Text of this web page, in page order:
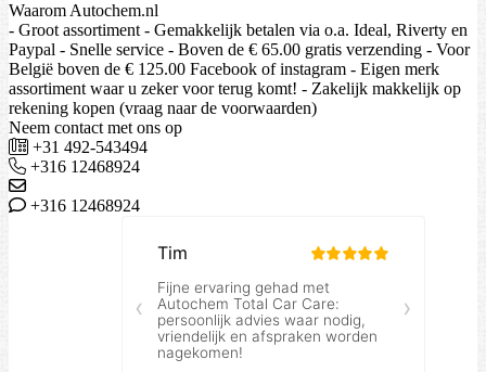
Waarom Autochem.nl
- Groot assortiment - Gemakkelijk betalen via o.a. Ideal, Riverty en
Paypal - Snelle service - Boven de € 65.00 gratis verzending - Voor
België boven de € 125.00 Facebook of instagram - Eigen merk
assortiment waar u zeker voor terug komt! - Zakelijk makkelijk op
rekening kopen (vraag naar de voorwaarden)
Neem contact met ons op
+31 492-543494
+316 12468924
+316 12468924